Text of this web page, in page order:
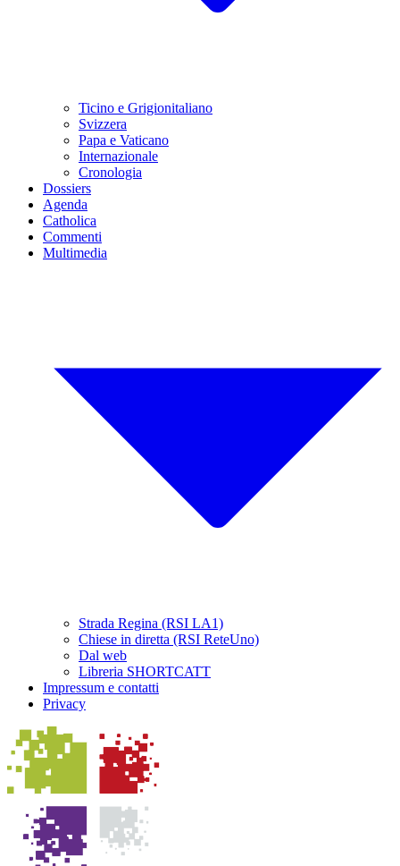
Ticino e Grigionitaliano
Svizzera
Papa e Vaticano
Internazionale
Cronologia
Dossiers
Agenda
Catholica
Commenti
Multimedia
Strada Regina (RSI LA1)
Chiese in diretta (RSI ReteUno)
Dal web
Libreria SHORTCATT
Impressum e contatti
Privacy